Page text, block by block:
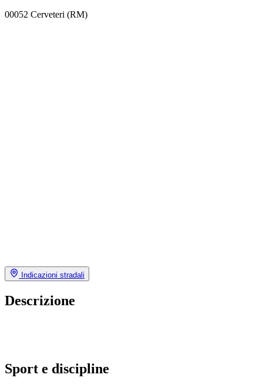
00052 Cerveteri (RM)
Indicazioni stradali
Descrizione
Sport e discipline